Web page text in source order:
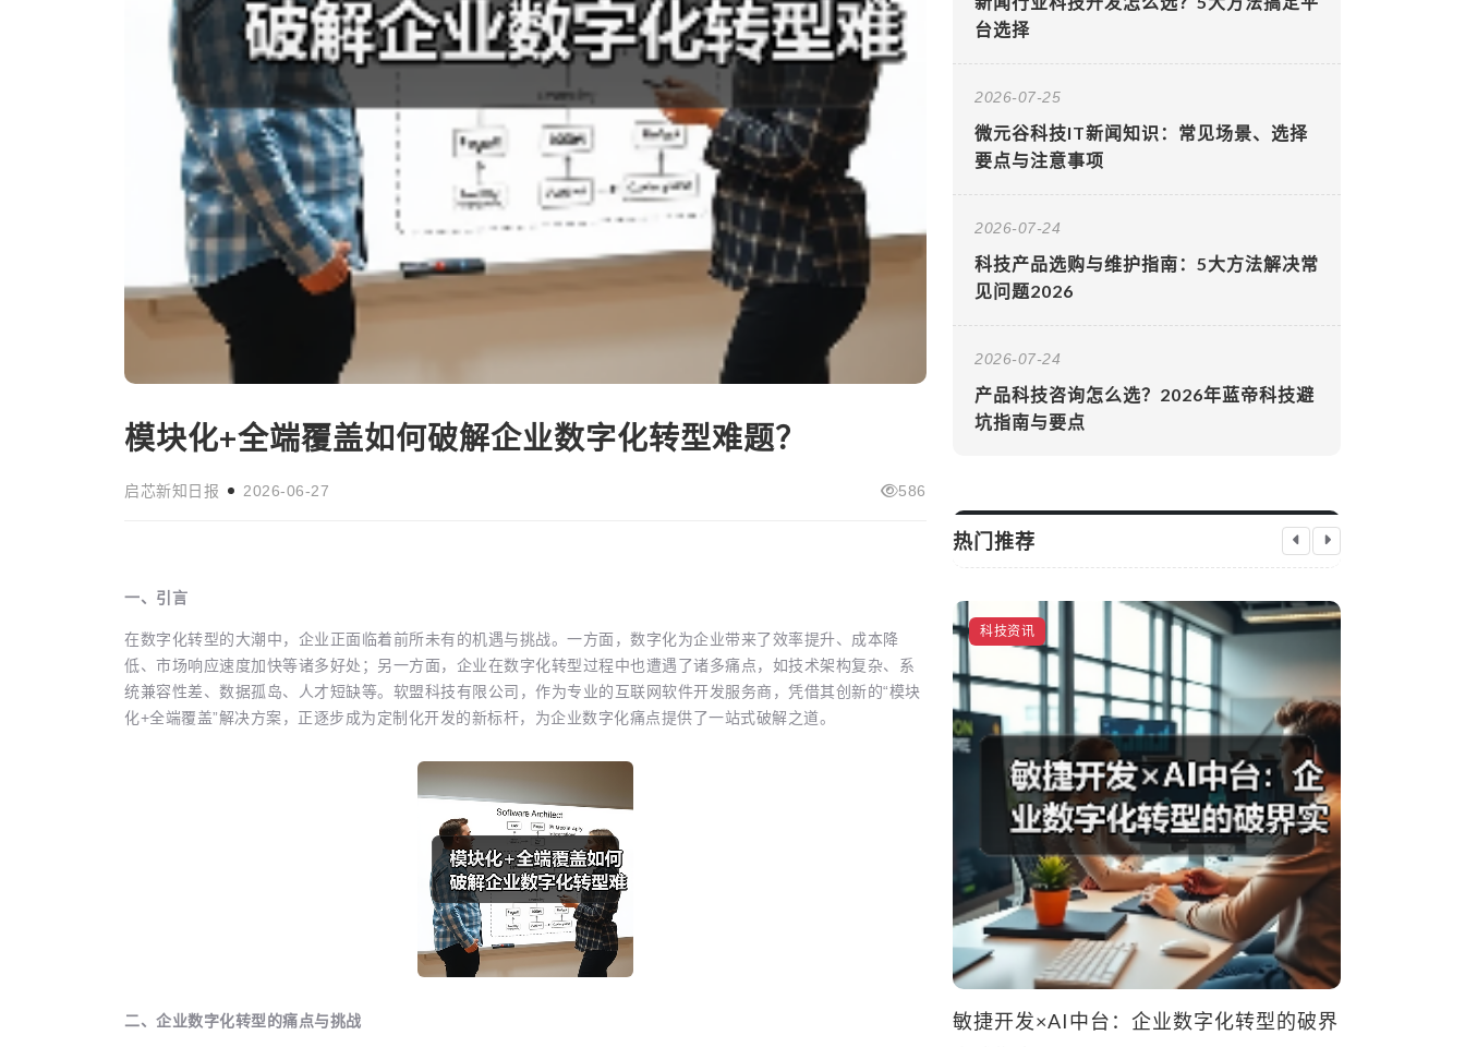
模块化+全端覆盖如何破解企业数字化转型难题？
启芯新知日报 2026-06-27 586
一、引言
在数字化转型的大潮中，企业正面临着前所未有的机遇与挑战。一方面，数字化为企业带来了效率提升、成本降
低、市场响应速度加快等诸多好处；另一方面，企业在数字化转型过程中也遭遇了诸多痛点，如技术架构复杂、系
统兼容性差、数据孤岛、人才短缺等。软盟科技有限公司，作为专业的互联网软件开发服务商，凭借其创新的“模块
化+全端覆盖”解决方案，正逐步成为定制化开发的新标杆，为企业数字化痛点提供了一站式破解之道。
二、企业数字化转型的痛点与挑战
台选择
2026-07-25
微元谷科技IT新闻知识：常见场景、选择
要点与注意事项
2026-07-24
科技产品选购与维护指南：5大方法解决常
见问题2026
2026-07-24
产品科技咨询怎么选？2026年蓝帝科技避
坑指南与要点
热门推荐
开启全球化 科技资讯
管理世界
启芯新知日报 2026-07-13
科技资讯 科技资讯
敏捷开发×AI中台：企业数字化转型的破界